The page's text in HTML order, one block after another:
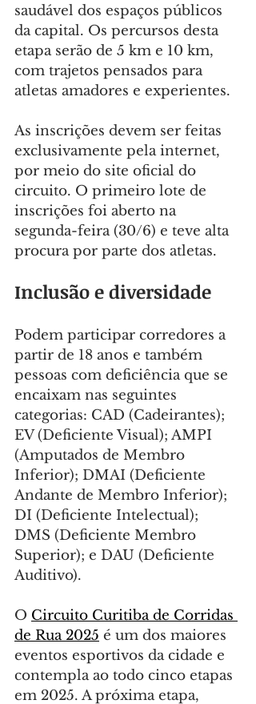
saudável dos espaços públicos
da capital. Os percursos desta
etapa serão de 5 km e 10 km,
com trajetos pensados para
atletas amadores e experientes.
As inscrições devem ser feitas
exclusivamente pela internet,
por meio do site oficial do
circuito. O primeiro lote de
inscrições foi aberto na
segunda-feira (30/6) e teve alta
procura por parte dos atletas.
Inclusão e diversidade
Podem participar corredores a
partir de 18 anos e também
pessoas com deficiência que se
encaixam nas seguintes
categorias: CAD (Cadeirantes);
EV (Deficiente Visual); AMPI
(Amputados de Membro
Inferior); DMAI (Deficiente
Andante de Membro Inferior);
DI (Deficiente Intelectual);
DMS (Deficiente Membro
Superior); e DAU (Deficiente
Auditivo).
O Circuito Curitiba de Corridas
de Rua 2025 é um dos maiores
eventos esportivos da cidade e
contempla ao todo cinco etapas
em 2025. A próxima etapa,